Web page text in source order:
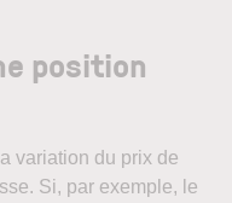
position
variation du prix de
Si, par exemple, le